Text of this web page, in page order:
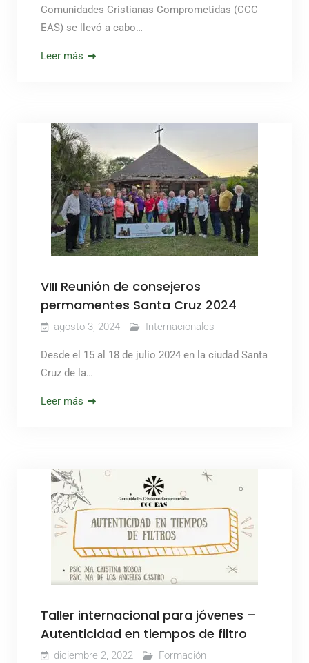
Comunidades Cristianas Comprometidas (CCC
EAS) se llevó a cabo…
Leer más
VIII Reunión de consejeros
permamentes Santa Cruz 2024
agosto 3, 2024 Internacionales
Desde el 15 al 18 de julio 2024 en la ciudad Santa
Cruz de la…
Leer más
Taller internacional para jóvenes –
Autenticidad en tiempos de filtro
diciembre 2, 2022 Formación